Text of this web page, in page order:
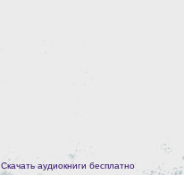
Скачать аудиокниги бесплатно